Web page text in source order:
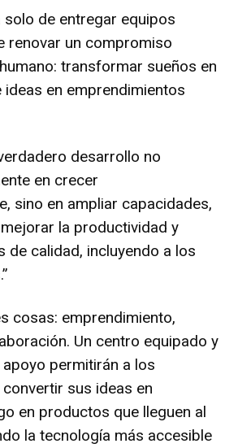
solo de entregar equipos
renovar un compromiso
transformar sueños en
en emprendimientos
desarrollo no
en crecer
sino en ampliar capacidades,
la productividad y
de calidad, incluyendo a los
cosas: emprendimiento,
Un centro equipado y
permitirán a los
sus ideas en
en productos que lleguen al
la tecnología más accesible